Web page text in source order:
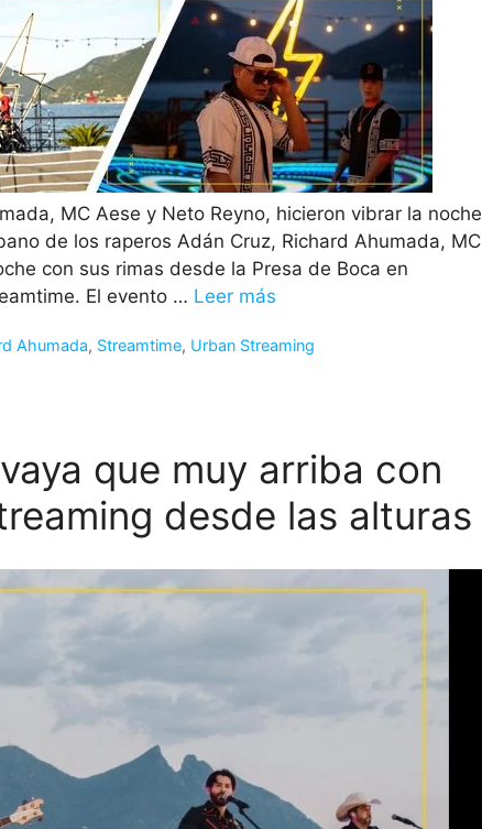
MC Aese y Neto Reyno, hicieron vibrar la noche
de los raperos Adán Cruz, Richard Ahumada, MC
con sus rimas desde la Presa de Boca en
El evento … Leer más
Ahumada, Streamtime, Urban Streaming
que muy arriba con
desde las alturas